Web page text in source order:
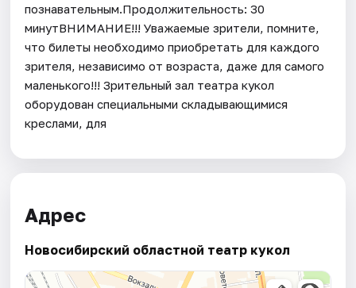
познавательным.Продолжительность: 30
минутВНИМАНИЕ!!! Уважаемые зрители, помните,
что билеты необходимо приобретать для каждого
зрителя, независимо от возраста, даже для самого
маленького!!! Зрительный зал театра кукол
оборудован специальными складывающимися
креслами, для
Адрес
Новосибирский областной театр кукол